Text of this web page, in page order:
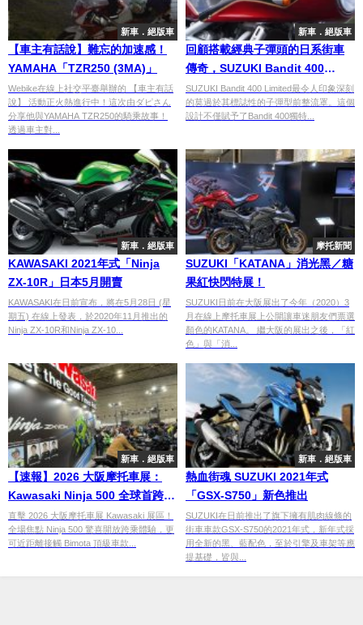
新車．絕版車
【車主有話說】難忘的加速感！
YAMAHA「TZR250 (3MA)」
Webike在線上社交平臺舉辦的 【車主有話
說】 活動正火熱進行中！這次由ダピさん
分享他與YAMAHA TZR250的騎乘故事！
透過車主對...
新車．絕版車
回顧搭載經典子彈頭的日系街車
傳奇，SUZUKI Bandit 400
Limited
SUZUKI Bandit 400 Limited最令人印象深刻
的莫過於其標誌性的子彈型前整流罩。這個
設計不僅賦予了Bandit 400獨特...
新車．絕版車
KAWASAKI 2021年式「Ninja
ZX-10R」日本5月開賣
KAWASAKI在日前宣布，將在5月28日 (星
期五) 在線上發表，於2020年11月推出的
Ninja ZX-10R和Ninja ZX-10...
摩托新聞
SUZUKI「KATANA」消光黑／糖
果紅快閃特展！
SUZUKI日前在大阪展出了今年（2020）3
月在線上摩托車展上公開讓車迷朋友們票選
顏色的KATANA。 繼大阪的展出之後，「紅
色」與「消...
新車．絕版車
【速報】2026 大阪摩托車展：
Kawasaki Ninja 500 全球首跨！
Bimota 夢幻車款近距離體驗，現
場限定精品特賣
直擊 2026 大阪摩托車展 Kawasaki 展區！
全場焦點 Ninja 500 驚喜開放跨乘體驗，更
可近距離接觸 Bimota 頂級車款...
新車．絕版車
熱血街魂 SUZUKI 2021年式
「GSX-S750」新色推出
SUZUKI在日前推出了旗下擁有肌肉線條的
街車車款GSX-S750的2021年式，新年式採
用全新的黑、藍配色，至於引擎及車架等應
提基礎，皆與...